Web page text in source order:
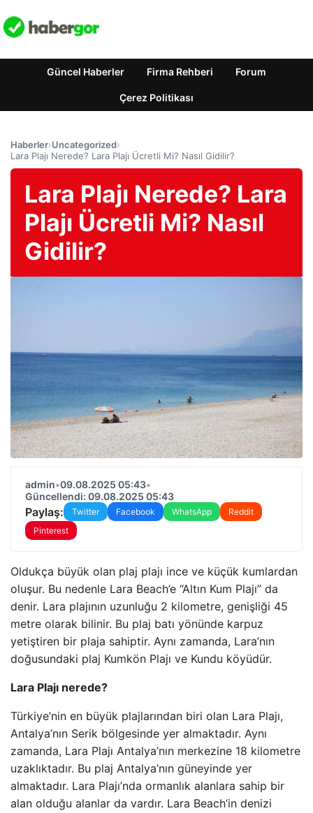
Güncel Haberler Firma Rehberi Forum
Çerez Politikası
Haberler›Uncategorized›
Lara Plajı Nerede? Lara Plajı Ücretli Mi? Nasıl Gidilir?
Lara Plajı Nerede? Lara
Plajı Ücretli Mi? Nasıl
Gidilir?
admin•09.08.2025 05:43•
Güncellendi: 09.08.2025 05:43
Paylaş: Twitter Facebook WhatsApp
Reddit
Pinterest
Oldukça büyük olan plaj plajı ince ve küçük kumlardan
oluşur. Bu nedenle Lara Beach’e “Altın Kum Plajı” da
denir. Lara plajının uzunluğu 2 kilometre, genişliği 45
metre olarak bilinir. Bu plaj batı yönünde karpuz
yetiştiren bir plaja sahiptir. Aynı zamanda, Lara’nın
doğusundaki plaj Kumkön Plajı ve Kundu köyüdür.
Lara Plajı nerede?
Türkiye’nin en büyük plajlarından biri olan Lara Plajı,
Antalya’nın Serik bölgesinde yer almaktadır. Aynı
zamanda, Lara Plajı Antalya’nın merkezine 18 kilometre
uzaklıktadır. Bu plaj Antalya’nın güneyinde yer
almaktadır. Lara Plajı’nda ormanlık alanlara sahip bir
alan olduğu alanlar da vardır. Lara Beach’in denizi